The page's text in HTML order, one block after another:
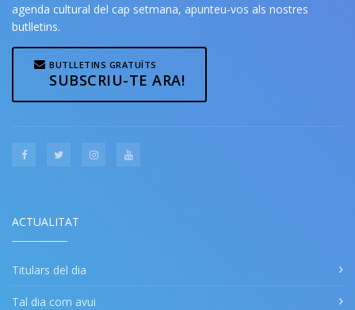
agenda cultural del cap setmana, apunteu-vos als nostres
butlletins.
BUTLLETINS GRATUÏTS
SUBSCRIU-TE ARA!
ACTUALITAT
Titulars del dia
Tal dia com avui